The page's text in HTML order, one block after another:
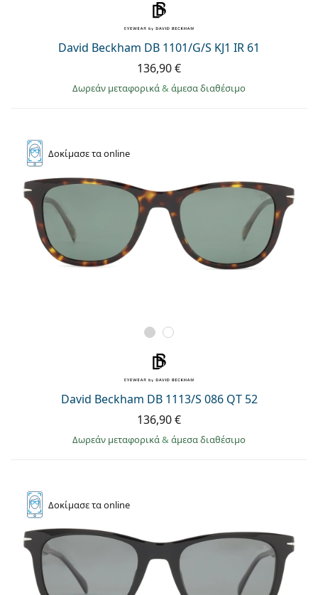
David Beckham DB 1101/G/S KJ1 IR 61
136,90 €
Δωρεάν μεταφορικά& άμεσα διαθέσιμο
Δοκίμασετα online
David Beckham DB 1113/S 086 QT 52
136,90 €
Δωρεάν μεταφορικά& άμεσα διαθέσιμο
Δοκίμασετα online